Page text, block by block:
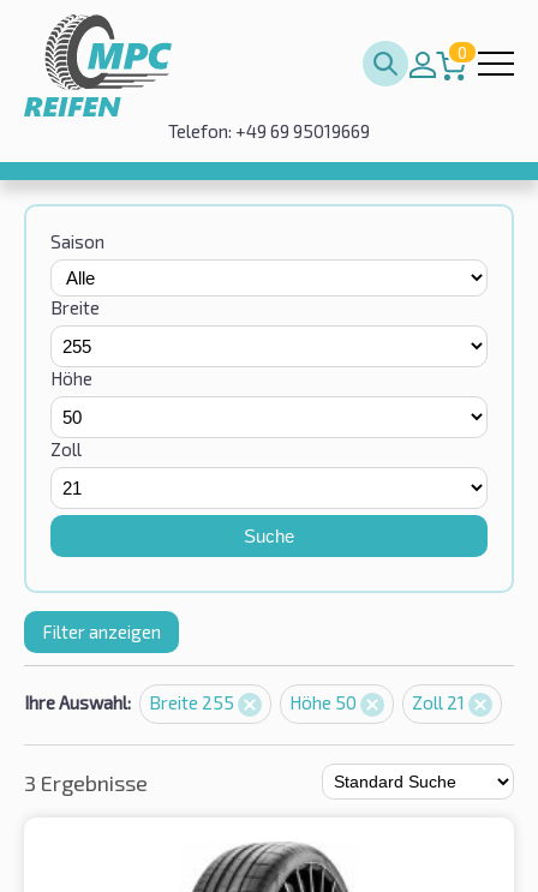
0
Telefon: +49 69 95019669
Saison
Breite
Höhe
Zoll
Suche
Filter anzeigen
Ihre Auswahl: Breite 255 Höhe 50 Zoll 21
3 Ergebnisse